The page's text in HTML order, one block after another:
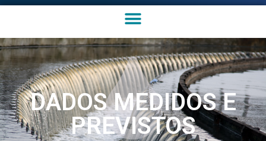
DADOS MEDIDOS E
PREVISTOS